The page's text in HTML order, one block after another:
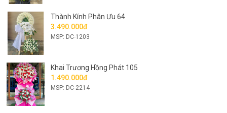
Thành Kính Phân Ưu 64
3.490.000đ
MSP: DC-1203
Khai Trương Hồng Phát 105
1.490.000đ
MSP: DC-2214